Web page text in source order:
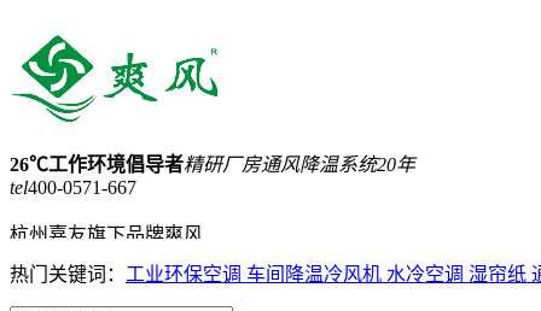
26℃工作环境倡导者精研厂房通风降温系统20年
tel400-0571-667
杭州嘉友旗下品牌爽风
15168257898
热门关键词： 工业环保空调 车间降温冷风机 水冷空调 湿帘纸